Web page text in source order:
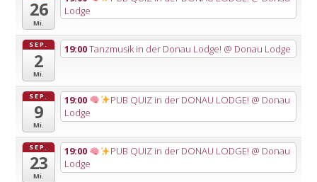
26
Mi.
Lodge
SEP.
2
Mi.
19:00Tanzmusik in der Donau Lodge! @ Donau Lodge
SEP.
9
Mi.
19:00 PUB QUIZ in der DONAU LODGE! @ Donau
Lodge
SEP.
23
Mi.
19:00 PUB QUIZ in der DONAU LODGE! @ Donau
Lodge